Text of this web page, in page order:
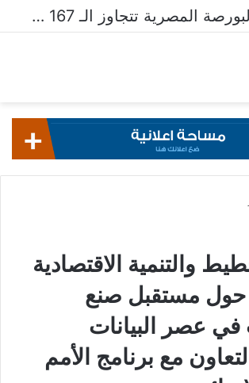
مكاسب البورصة المصرية تتجاوز الـ 167 مليار جنيه خلال أسبوع
والتنمية الاقتصادية
حول مستقبل صنع
عصر البيانات
مع برنامج الأمم